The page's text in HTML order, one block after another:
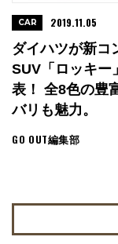
ダイハツが新コ
SUV「ロッキー
表！ 全8色の豊
バリも魅力。
GO OUT編集部
CAR 2019.11.05